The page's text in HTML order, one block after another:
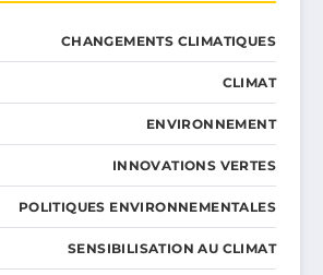
CHANGEMENTS CLIMATIQUES
CLIMAT
ENVIRONNEMENT
INNOVATIONS VERTES
POLITIQUES ENVIRONNEMENTALES
SENSIBILISATION AU CLIMAT